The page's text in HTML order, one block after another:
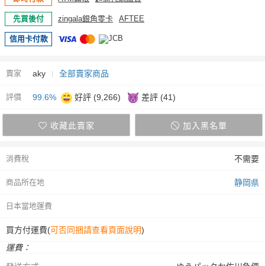
先買後付 zingala銀角零卡 AFTEE
信用卡付款
賣家 aky 全部賣家商品
評價 99.6% 好評 (9,266) 差評 (41)
收藏此賣家 加入黑名單
消費稅 不需要
商品所在地 静岡県
日本當地運費
買方付運費(可否同捆請查看頁面說明)
運費：